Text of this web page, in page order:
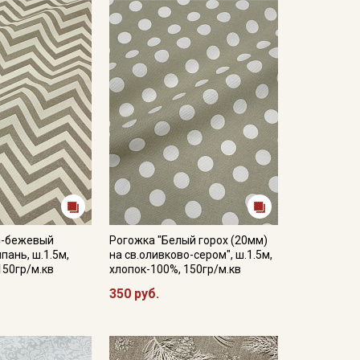
в зависимости от настроек вашего монитора,
бежевый
ш.1.5м,
м.кв
Рогожка "Белый горох (20мм)
на св.оливково-сером", ш.1.5м,
хлопок-100%, 150гр/м.кв
350 руб.